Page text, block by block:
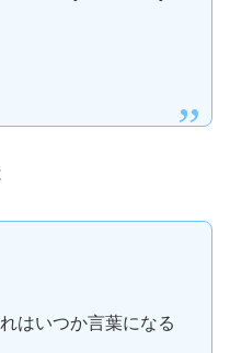
はいつか言葉になる